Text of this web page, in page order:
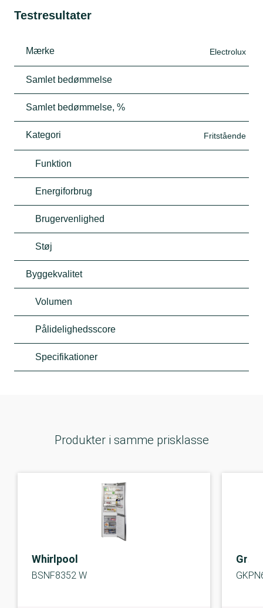
Testresultater
Mærke Electrolux
Samlet bedømmelse
Samlet bedømmelse, %
Kategori Fritstående
Funktion
Energiforbrug
Brugervenlighed
Støj
Byggekvalitet
Volumen
Pålidelighedsscore
Specifikationer
Produkter i samme prisklasse
Whirlpool
BSNF8352 W